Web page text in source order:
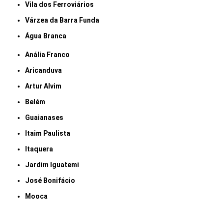
Vila dos Ferroviários
Várzea da Barra Funda
Água Branca
Anália Franco
Aricanduva
Artur Alvim
Belém
Guaianases
Itaim Paulista
Itaquera
Jardim Iguatemi
José Bonifácio
Mooca